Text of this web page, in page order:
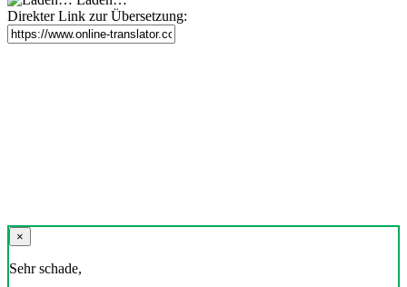
Direkter Link zur Übersetzung:
×
Sehr schade,